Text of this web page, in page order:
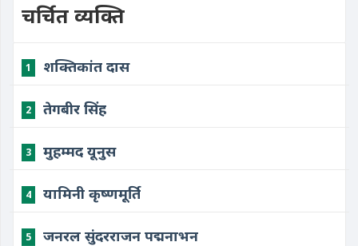
चर्चित व्यक्ति
1 शक्तिकांत दास
2 तेगबीर सिंह
3 मुहम्मद यूनुस
4 यामिनी कृष्णमूर्ति
5 जनरल सुंदरराजन पद्मनाभन